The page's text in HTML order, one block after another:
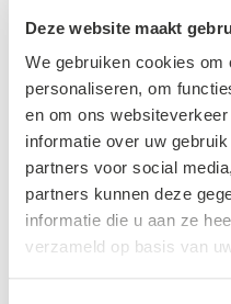
Deze website maakt
We gebruiken cookies
personaliseren, om
en om ons
informatie over uw
partners voor social
partners kunnen deze
informatie die u aan ze
verzameld op basis van
Corvo 100% Jus d' Orange
6 x 1L € 15,60